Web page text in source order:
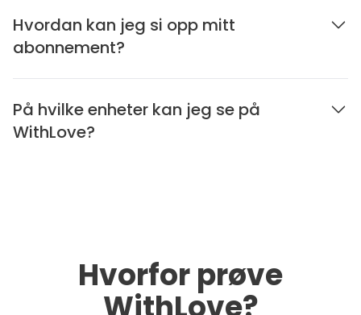
Hvordan kan jeg si opp mitt
abonnement?
På hvilke enheter kan jeg se på
WithLove?
Hvorfor prøve